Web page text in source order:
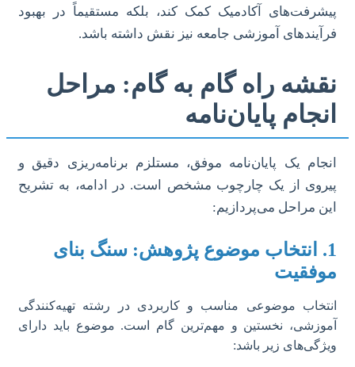
پیشرفت‌های آکادمیک کمک کند، بلکه مستقیماً در بهبود
فرآیندهای آموزشی جامعه نیز نقش داشته باشد.
نقشه راه گام به گام: مراحل
انجام پایان‌نامه
انجام یک پایان‌نامه موفق، مستلزم برنامه‌ریزی دقیق و
پیروی از یک چارچوب مشخص است. در ادامه، به تشریح
این مراحل می‌پردازیم:
1. انتخاب موضوع پژوهش: سنگ بنای
موفقیت
انتخاب موضوعی مناسب و کاربردی در رشته تهیه‌کنندگی
آموزشی، نخستین و مهم‌ترین گام است. موضوع باید دارای
ویژگی‌های زیر باشد: